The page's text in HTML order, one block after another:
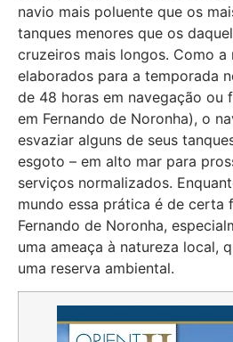
navio mais poluente que os
tanques menores que os
cruzeiros mais longos. Como
elaborados para a temporada
de 48 horas em navegação ou
em Fernando de Noronha), o
esvaziar alguns de seus
esgoto – em alto mar para
serviços normalizados.
mundo essa prática é de certa
Fernando de Noronha,
uma ameaça à natureza local,
uma reserva ambiental.